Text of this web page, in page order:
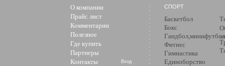
О компании
Прайс лист
Комментарии
Полезное
Где купить
Партнеры
Контакты
СПОРТ
Баскетбол
Бокс
Гандбол,минифутбол
Фитнес
Гимнастика
Единоборство
Вход